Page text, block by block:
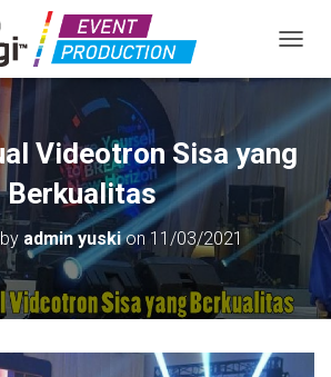
Videotron Sisa yang
Berkualitas
admin yuskion 11/03/2021